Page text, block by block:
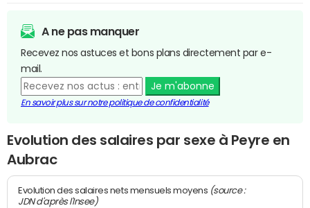
A ne pas manquer
Recevez nos astuces et bons plans directement par e-
mail.
Je m'abonne
En savoir plus sur notre politique de confidentialité
Evolution des salaires par sexe à Peyre en
Aubrac
Evolution des salaires nets mensuels moyens (source :
JDN d'après l'Insee)